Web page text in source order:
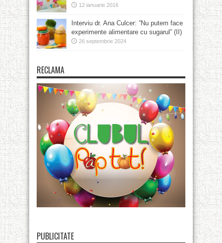
12 ianuarie 2016
Interviu dr. Ana Culcer: ”Nu putem face
experimente alimentare cu sugarul” (II)
26 septembrie 2024
RECLAMA
PUBLICITATE